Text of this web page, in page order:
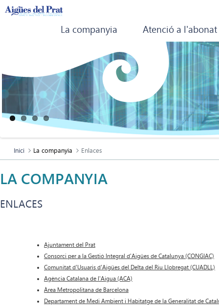
La companyia Atenció a l'abonat
Inici La companyia Enlaces
LA COMPANYIA
ENLACES
Ajuntament del Prat
Consorci per a la Gestió Integral d'Aigües de Catalunya (CONGIAC)
Comunitat d'Usuaris d'Aigües del Delta del Riu Llobregat (CUADLL)
Agència Catalana de l'Aigua (ACA)
Àrea Metropolitana de Barcelona
Departament de Medi Ambient i Habitatge de la Generalitat de